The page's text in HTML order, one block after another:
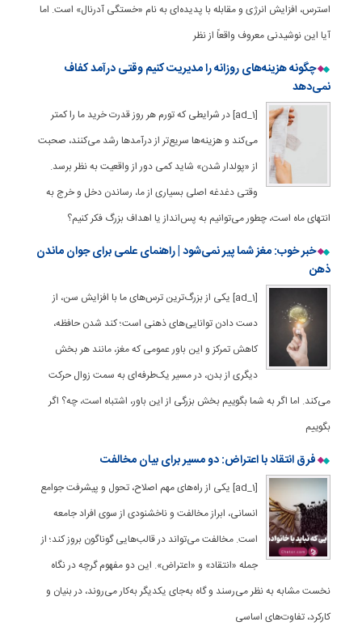
استرس، افزایش انرژی و مقابله با پدیده‌ای به نام «خستگی آدرنال» است. اما
آیا این نوشیدنی معروف واقعاً از نظر
چگونه هزینه‌های روزانه را مدیریت کنیم وقتی درآمد کفاف
نمی‌دهد
[ad_1] در شرایطی که تورم هر روز قدرت خرید ما را کمتر
می‌کند و هزینه‌ها سریع‌تر از درآمدها رشد می‌کنند، صحبت
از «پولدار شدن» شاید کمی دور از واقعیت به نظر برسد.
وقتی دغدغه اصلی بسیاری از ما، رساندن دخل و خرج به
انتهای ماه است، چطور می‌توانیم به پس‌انداز یا اهداف بزرگ فکر کنیم؟
خبر خوب: مغز شما پیر نمی‌شود | راهنمای علمی برای جوان ماندن
ذهن
[ad_1] یکی از بزرگ‌ترین ترس‌های ما با افزایش سن، از
دست دادن توانایی‌های ذهنی است؛ کند شدن حافظه،
کاهش تمرکز و این باور عمومی که مغز، مانند هر بخش
دیگری از بدن، در مسیر یک‌طرفه‌ای به سمت زوال حرکت
می‌کند. اما اگر به شما بگوییم بخش بزرگی از این باور، اشتباه است، چه؟ اگر
بگوییم
فرق انتقاد با اعتراض: دو مسیر برای بیان مخالفت
[ad_1] یکی از راه‌های مهم اصلاح، تحول و پیشرفت جوامع
انسانی، ابراز مخالفت و ناخشنودی از سوی افراد جامعه
است. مخالفت می‌تواند در قالب‌هایی گوناگون بروز کند؛ از
جمله «انتقاد» و «اعتراض». این دو مفهوم گرچه در نگاه
نخست مشابه به ‌نظر می‌رسند و گاه به‌جای یکدیگر به‌کار می‌روند، در بنیان و
کارکرد، تفاوت‌های اساسی